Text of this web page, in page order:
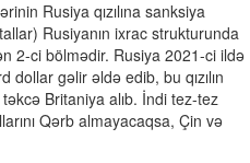
Rusiya qızılına sanksiya
Rusiyanın ixrac strukturunda
2-ci bölmədir. Rusiya 2021-ci ildə
dollar gəlir əldə edib, bu qızılın
Britaniya alıb. İndi tez-tez
Qərb almayacaqsa, Çin və